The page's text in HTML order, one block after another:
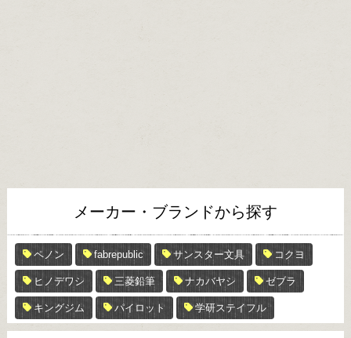
メーカー・ブランドから探す
ペノン fabrepublic サンスター文具 コクヨ
ヒノデワシ 三菱鉛筆 ナカバヤシ ゼブラ
キングジム パイロット 学研ステイフル